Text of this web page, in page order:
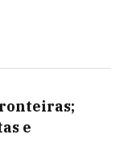
e